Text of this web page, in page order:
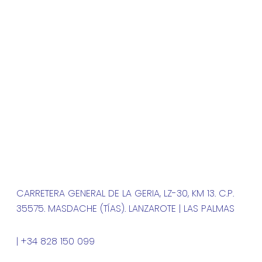
CARRETERA GENERAL DE LA GERIA, LZ-30, KM 13. C.P.
35575. MASDACHE (TÍAS). LANZAROTE | LAS PALMAS
| +34 828 150 099